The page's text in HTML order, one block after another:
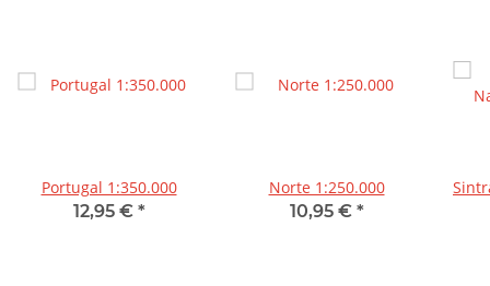
Portugal 1:350.000
12,95 € *
Norte 1:250.000
10,95 € *